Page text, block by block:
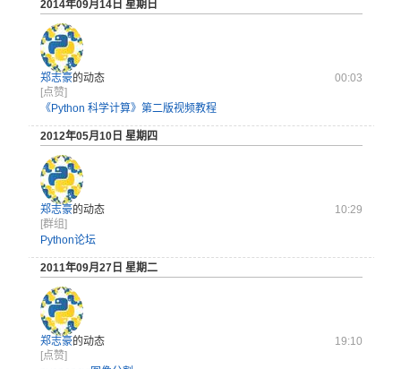
2014年09月14日 星期日
郑志豪的动态
00:03
[点赞]
《Python 科学计算》第二版视频教程
2012年05月10日 星期四
郑志豪的动态
10:29
[群组]
Python论坛
2011年09月27日 星期二
郑志豪的动态
19:10
[点赞]